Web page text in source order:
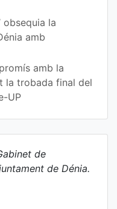
obsequia la
amb
amb la
la trobada final del
UP
de
de Dénia.